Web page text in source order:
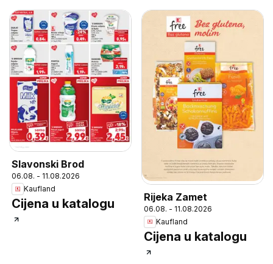
Slavonski Brod
06.08. - 11.08.2026
Kaufland
Cijena u katalogu Rijeka Zamet
06.08. - 11.08.2026
Kaufland
Cijena u katalogu